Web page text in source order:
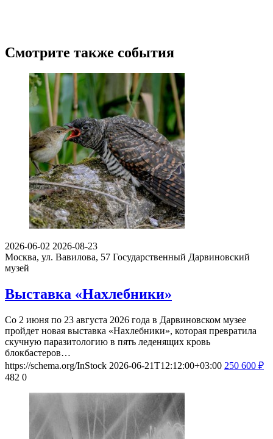
Смотрите также события
2026-06-02 2026-08-23
Москва, ул. Вавилова, 57 Государственный Дарвиновский
музей
Выставка «Нахлебники»
Со 2 июня по 23 августа 2026 года в Дарвиновском музее
пройдет новая выставка «Нахлебники», которая превратила
скучную паразитологию в пять леденящих кровь
блокбастеров…
https://schema.org/InStock 2026-06-21T12:12:00+03:00 250 600 ₽
482 0